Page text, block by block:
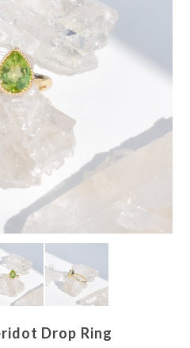
Drop Ring